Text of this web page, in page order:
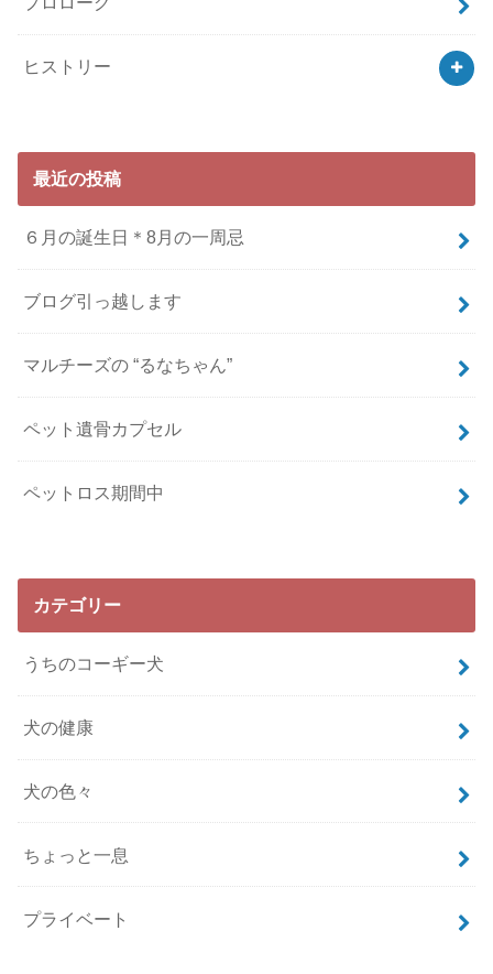
ヒストリー
最近の投稿
６月の誕生日＊8月の一周忌
ブログ引っ越します
マルチーズの “るなちゃん”
ペット遺骨カプセル
ペットロス期間中
カテゴリー
うちのコーギー犬
犬の健康
犬の色々
ちょっと一息
プライベート